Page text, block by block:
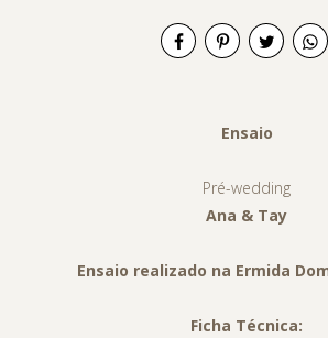
Ensaio
Pré-wedding
Ana & Tay
Ensaio realizado na Ermida
Ficha Técnica: